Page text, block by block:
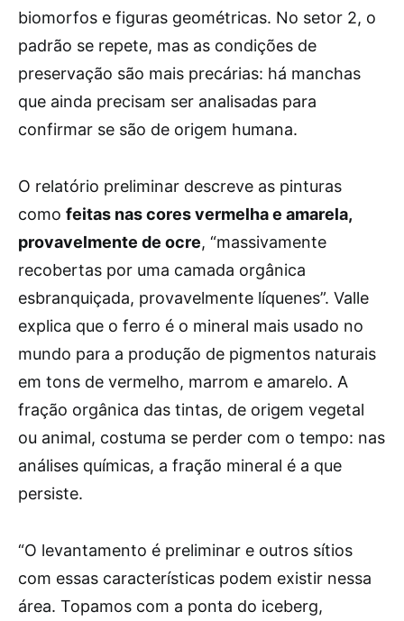
biomorfos e figuras geométricas. No setor 2, o
padrão se repete, mas as condições de
preservação são mais precárias: há manchas
que ainda precisam ser analisadas para
confirmar se são de origem humana.
O relatório preliminar descreve as pinturas
como feitas nas cores vermelha e amarela,
provavelmente de ocre, “massivamente
recobertas por uma camada orgânica
esbranquiçada, provavelmente líquenes”. Valle
explica que o ferro é o mineral mais usado no
mundo para a produção de pigmentos naturais
em tons de vermelho, marrom e amarelo. A
fração orgânica das tintas, de origem vegetal
ou animal, costuma se perder com o tempo: nas
análises químicas, a fração mineral é a que
persiste.
“O levantamento é preliminar e outros sítios
com essas características podem existir nessa
área. Topamos com a ponta do iceberg,